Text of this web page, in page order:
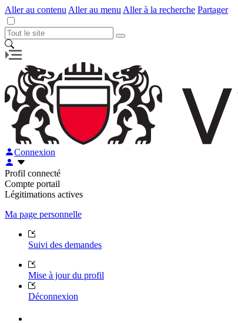
Aller au contenu Aller au menu Aller à la recherche Partager
Connexion
Profil connecté
Compte portail
Légitimations actives
Ma page personnelle
Suivi des demandes
Mise à jour du profil
Déconnexion